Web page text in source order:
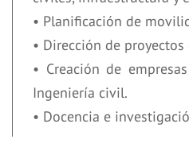
• Planificación de
• Dirección de
• Creación de
Ingeniería civil.
• Docencia e